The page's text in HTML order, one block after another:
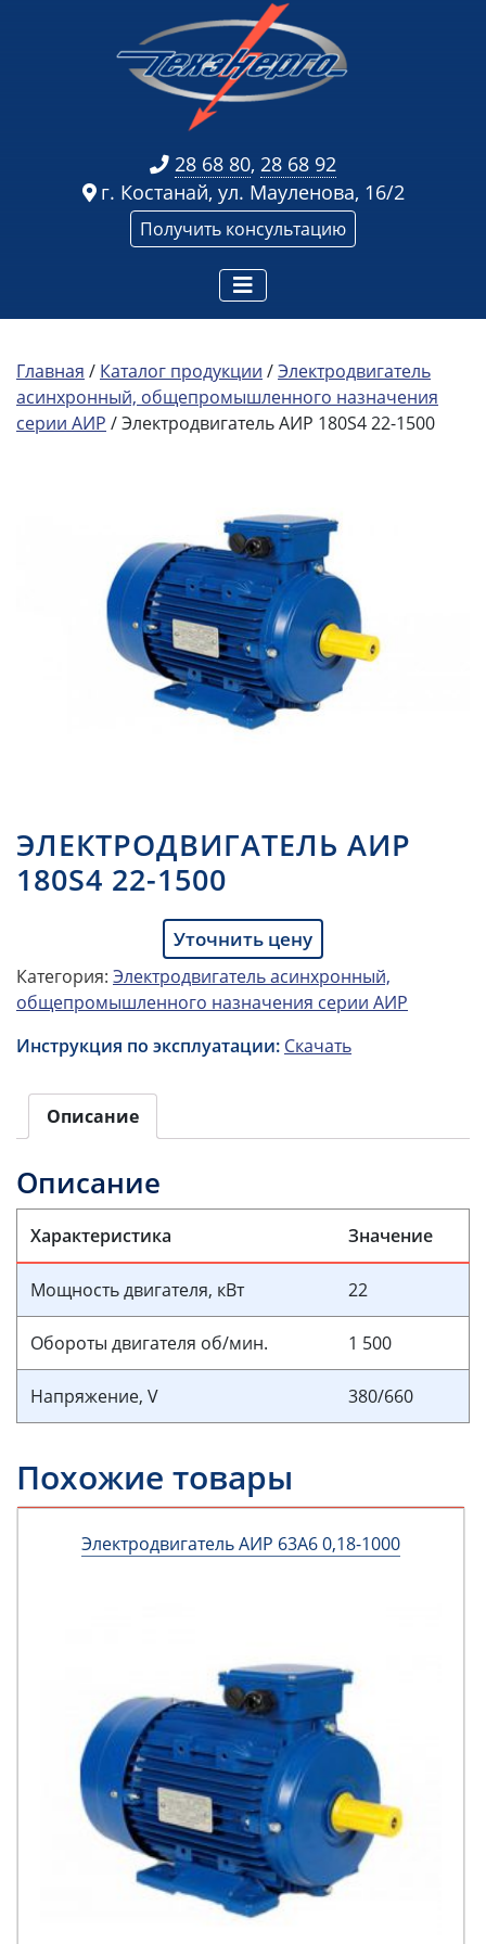
28 68 80, 28 68 92
г. Костанай, ул. Мауленова, 16/2
Получить консультацию
Главная / Каталог продукции /Электродвигатель
асинхронный, общепромышленного назначения
серии АИР / Электродвигатель АИР 180S4 22-1500
ЭЛЕКТРОДВИГАТЕЛЬ АИР
180S4 22-1500
Уточнить цену
Категория: Электродвигатель асинхронный,
общепромышленного назначения серии АИР
Инструкция по эксплуатации: Скачать
Описание
Описание
Характеристика Значение
Мощность двигателя, кВт 22
Обороты двигателя об/мин. 1 500
Напряжение, V 380/660
Похожие товары
Электродвигатель АИР 63А6 0,18-1000